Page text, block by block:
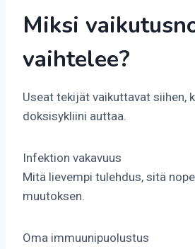
Miksi
vaihtelee?
Useat tekijät vaikuttavat siihen,
doksisykliini auttaa.
Infektion vakavuus
Mitä lievempi tulehdus, sitä
muutoksen.
Oma immuunipuolustus